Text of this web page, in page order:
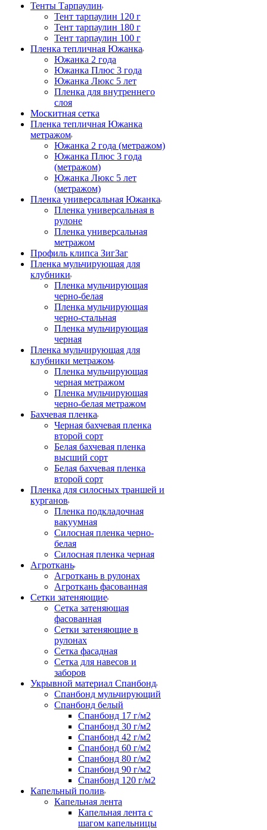
Тенты Тарпаулин
Тент тарпаулин 120 г
Тент тарпаулин 180 г
Тент тарпаулин 100 г
Пленка тепличная Южанка
Южанка 2 года
Южанка Плюс 3 года
Южанка Люкс 5 лет
Пленка для внутреннего
слоя
Москитная сетка
Пленка тепличная Южанка
метражом
Южанка 2 года (метражом)
Южанка Плюс 3 года
(метражом)
Южанка Люкс 5 лет
(метражом)
Пленка универсальная Южанка
Пленка универсальная в
рулоне
Пленка универсальная
метражом
Профиль клипса ЗигЗаг
Пленка мульчирующая для
клубники
Пленка мульчирующая
черно-белая
Пленка мульчирующая
черно-стальная
Пленка мульчирующая
черная
Пленка мульчирующая для
клубники метражом
Пленка мульчирующая
черная метражом
Пленка мульчирующая
черно-белая метражом
Бахчевая пленка
Черная бахчевая пленка
второй сорт
Белая бахчевая пленка
высший сорт
Белая бахчевая пленка
второй сорт
Пленка для силосных траншей и
курганов
Пленка подкладочная
вакуумная
Силосная пленка черно-
белая
Силосная пленка черная
Агроткань
Агроткань в рулонах
Агроткань фасованная
Сетки затеняющие
Сетка затеняющая
фасованная
Сетки затеняющие в
рулонах
Сетка фасадная
Сетка для навесов и
заборов
Укрывной материал Спанбонд
Спанбонд мульчирующий
Спанбонд белый
Спанбонд 17 г/м2
Спанбонд 30 г/м2
Спанбонд 42 г/м2
Спанбонд 60 г/м2
Спанбонд 80 г/м2
Спанбонд 90 г/м2
Спанбонд 120 г/м2
Капельный полив
Капельная лента
Капельная лента с
шагом капельницы